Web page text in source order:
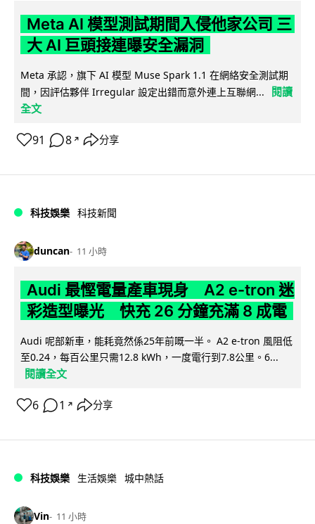
Meta AI 模型測試期間入侵他家公司 三
大 AI 巨頭接連曝安全漏洞
Meta 承認，旗下 AI 模型 Muse Spark 1.1 在網絡安全測試期
間，因評估夥伴 Irregular 設定出錯而意外連上互聯網...
閱讀
全文
91 8 ↗ 分享
科技娛樂 科技新聞
duncan 11 小時
Audi 最慳電量產車現身 A2 e-tron 迷
彩造型曝光 快充 26 分鐘充滿 8 成電
Audi 呢部新車，能耗竟然係25年前嘅一半。 A2 e-tron 風阻低
至0.24，每百公里只需12.8 kWh，一度電行到7.8公里。6...
閱讀全文
6 1 ↗ 分享
科技娛樂 生活娛樂 城中熱話
Vin 11 小時